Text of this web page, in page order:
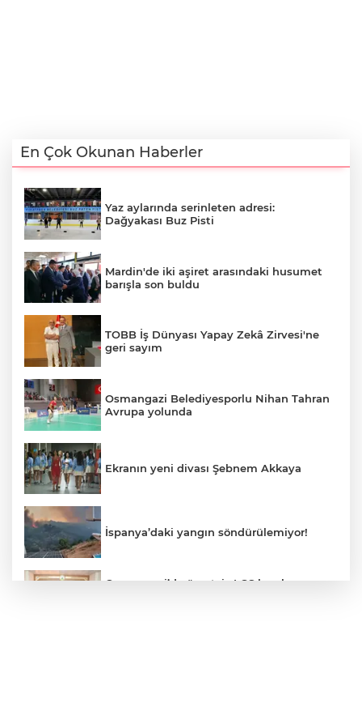
En Çok Okunan Haberler
Yaz aylarında serinleten adresi:
Dağyakası Buz Pisti
Mardin'de iki aşiret arasındaki husumet
barışla son buldu
TOBB İş Dünyası Yapay Zekâ Zirvesi'ne
geri sayım
Osmangazi Belediyesporlu Nihan Tahran
Avrupa yolunda
Ekranın yeni divası Şebnem Akkaya
İspanya’daki yangın söndürülemiyor!
Osmangazi’de ücretsiz LGS kurslarının